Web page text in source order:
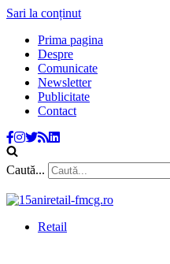
Sari la conținut
Prima pagina
Despre
Comunicate
Newsletter
Publicitate
Contact
Caută...
Retail